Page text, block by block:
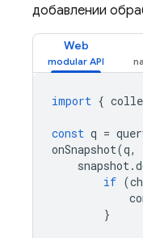
добавлении
Web
import {
const q =
onSnapshot(q,
snapshot.
if (
}